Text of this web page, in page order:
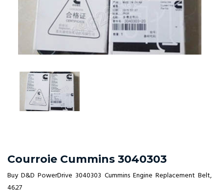
Courroie Cummins 3040303
Buy D&D PowerDrive 3040303 Cummins Engine Replacement Belt,
46.27